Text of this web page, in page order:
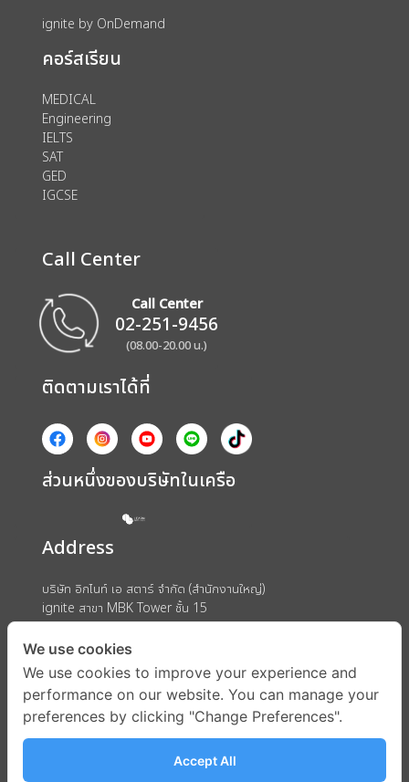
ignite by OnDemand
คอร์สเรียน
MEDICAL
Engineering
IELTS
SAT
GED
IGCSE
Call Center
Call Center
02-251-9456
(08.00-20.00 น.)
ติดตามเราได้ที่
ส่วนหนึ่งของบริษัทในเครือ
Address
บริษัท อิกไนท์ เอ สตาร์ จำกัด (สำนักงานใหญ่)
ignite สาขา MBK Tower ชั้น 15
ถนนพญาไท แขวงวังใหม่ เขตปทุมวัน กรุงเทพมหานคร 10330
We use cookies
We use cookies to improve your experience and
performance on our website. You can manage your
preferences by clicking "Change Preferences".
Accept All